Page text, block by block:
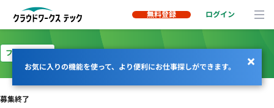
無料登録 ログイン
お気に入りの機能を使って、より便利にお仕事探しができます。
フルリモート
募集終了